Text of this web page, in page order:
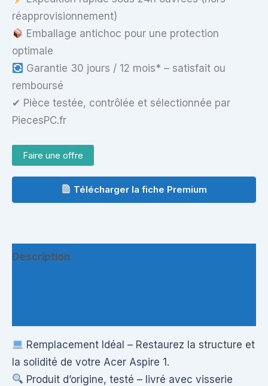
réapprovisionnement)
Emballage antichoc pour une protection
optimale
Garantie 30 jours / 12 mois* – satisfait ou
remboursé
✔ Pièce testée, contrôlée et sélectionnée par
PiecesPC.fr
Faire une offre
Télécharger la fiche Premium
Description
Remplacement Idéal – Restaurez la structure et
la solidité de votre Acer Aspire 1.
Produit d’origine, testé – livré avec visserie